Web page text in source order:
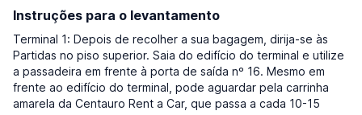
Instruções para o levantamento
Terminal 1: Depois de recolher a sua bagagem, dirija-se às
Partidas no piso superior. Saia do edifício do terminal e utilize
a passadeira em frente à porta de saída nº 16. Mesmo em
frente ao edifício do terminal, pode aguardar pela carrinha
amarela da Centauro Rent a Car, que passa a cada 10-15